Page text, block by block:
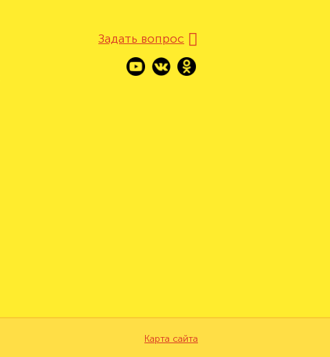
Задать вопрос
Карта сайта